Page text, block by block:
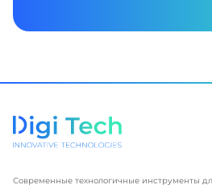
Современные технологичные инструменты